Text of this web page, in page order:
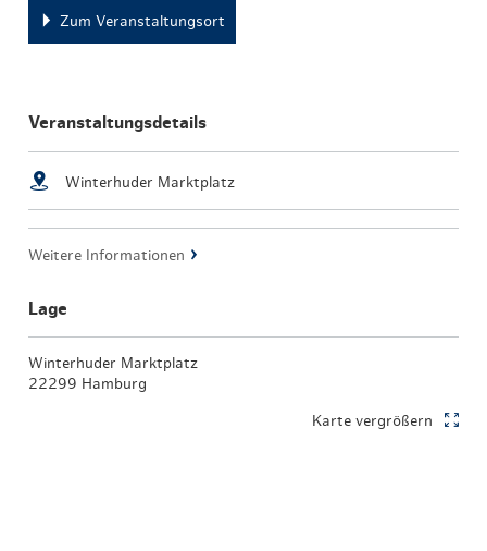
Zum Veranstaltungsort
Veranstaltungsdetails
Winterhuder Marktplatz
Weitere Informationen
Lage
Winterhuder Marktplatz
22299 Hamburg
Karte vergrößern